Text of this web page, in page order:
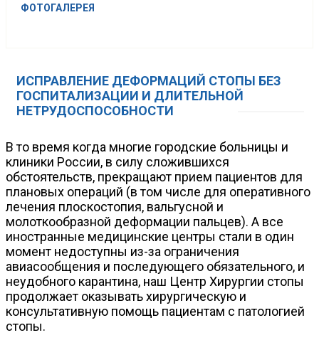
ФОТОГАЛЕРЕЯ
ИСПРАВЛЕНИЕ ДЕФОРМАЦИЙ СТОПЫ БЕЗ
ГОСПИТАЛИЗАЦИИ И ДЛИТЕЛЬНОЙ
НЕТРУДОСПОСОБНОСТИ
В то время когда многие городские больницы и
клиники России, в силу сложившихся
обстоятельств, прекращают прием пациентов для
плановых операций (в том числе для оперативного
лечения плоскостопия, вальгусной и
молоткообразной деформации пальцев). А все
иностранные медицинские центры стали в один
момент недоступны из-за ограничения
авиасообщения и последующего обязательного, и
неудобного карантина, наш Центр Хирургии стопы
продолжает оказывать хирургическую и
консультативную помощь пациентам с патологией
стопы.